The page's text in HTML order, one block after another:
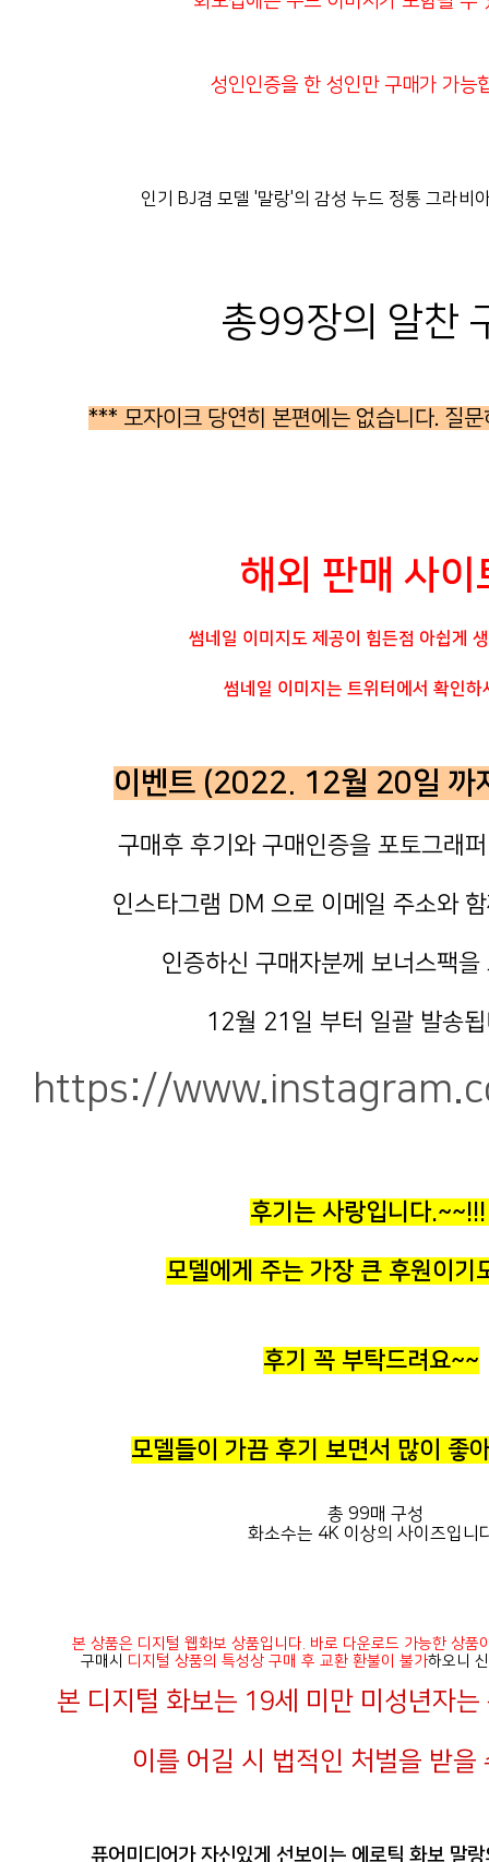
성인인증을 한 성인만 구매가 가능
인기 BJ겸 모델 '말랑'의 감성 누드 정통 그라비
총99장의 알찬
*** 모자이크 당연히 본편에는 없습니다. 질
해외 판매 사이
썸네일 이미지도 제공이 힘든점 아쉽게
썸네일 이미지는 트위터에서 확인하
이벤트 (2022. 12월 20일 까
구매후 후기와 구매인증을 포토그래
인스타그램 DM 으로 이메일 주소와
인증하신 구매자분께 보너스팩을
12월 21일 부터 일괄 발송
https://
후기는 사랑입니다
모델에게 주는 가장 큰 후원이기
후기 꼭 부탁드려요~~
모델들이 가끔 후기 보면서 많이 좋
총 99매 구성
화소수는 4K 이상의 사이즈입니
본 상품은 디지털 웹화보 상품입니다. 바로 다운로드 가능한 상품
구매시 디지털 상품의 특성상 구매 후 교환 환불이 불가하오니
본 디지털 화보는 19세 미만 미성년자
이를 어길 시 법적인 처벌을 받을
퓨어미디어가 자신있게 선보이는 에로틱 화보 말